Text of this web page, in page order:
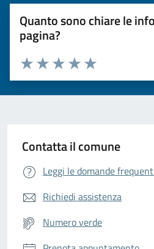
Quanto sono chiare le
pagina?
Valuta da 1 a 5 stelle la pagina
Valuta 5 stelle
Valuta 4 stelle su 5
Valuta 3 stelle su 5
Valuta 2 stelle su 5
Valuta 1 stelle su 5
Contatta il comune
Leggi le domande
Richiedi assistenza
Numero verde